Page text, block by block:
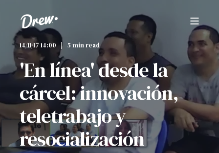
14/11/17 14:00 5 min read
'En línea' desde la
cárcel: innovación,
teletrabajo y
resocialización